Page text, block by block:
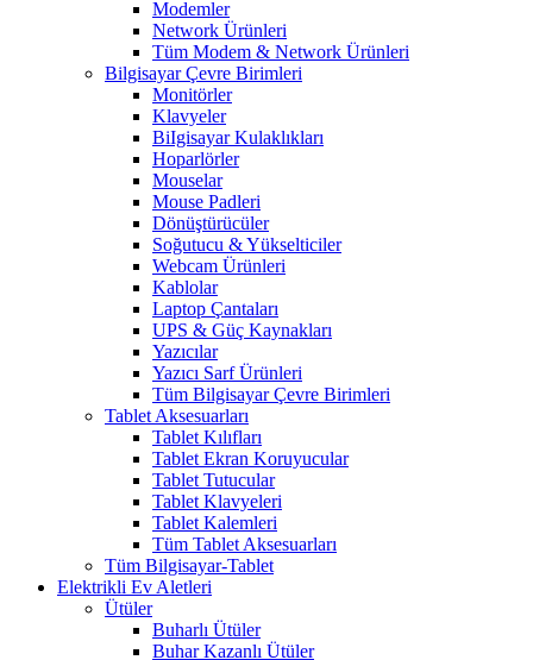
Modemler
Network Ürünleri
Tüm Modem & Network Ürünleri
Bilgisayar Çevre Birimleri
Monitörler
Klavyeler
BiIgisayar Kulaklıkları
Hoparlörler
Mouselar
Mouse Padleri
Dönüştürücüler
Soğutucu & Yükselticiler
Webcam Ürünleri
Kablolar
Laptop Çantaları
UPS & Güç Kaynakları
Yazıcılar
Yazıcı Sarf Ürünleri
Tüm Bilgisayar Çevre Birimleri
Tablet Aksesuarları
Tablet Kılıfları
Tablet Ekran Koruyucular
Tablet Tutucular
Tablet Klavyeleri
Tablet Kalemleri
Tüm Tablet Aksesuarları
Tüm Bilgisayar-Tablet
Elektrikli Ev Aletleri
Ütüler
Buharlı Ütüler
Buhar Kazanlı Ütüler